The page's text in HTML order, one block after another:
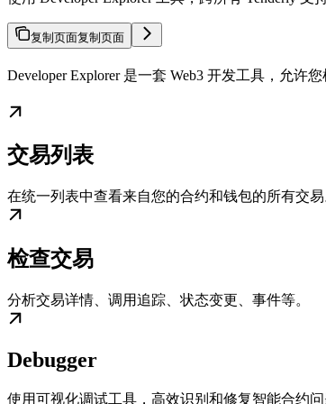
复制页面复制页面
Developer Explorer 是一套 Web3 开发工具，允
交易列表
在统一列表中查看来自您的合约和钱包的所有交易
检查交易
分析交易详情、调用追踪、状态变更、事件等。
Debugger
使用可视化调试工具，高效识别和修复智能合约问